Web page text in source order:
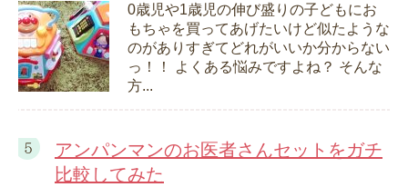
0歳児や1歳児の伸び盛りの子どもにお
もちゃを買ってあげたいけど似たような
のがありすぎてどれがいいか分からない
っ！！ よくある悩みですよね？ そんな
方...
アンパンマンのお医者さんセットをガチ
比較してみた